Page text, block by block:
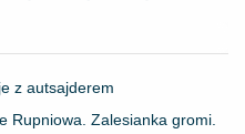
z autsajderem
Rupniowa. Zalesianka gromi.